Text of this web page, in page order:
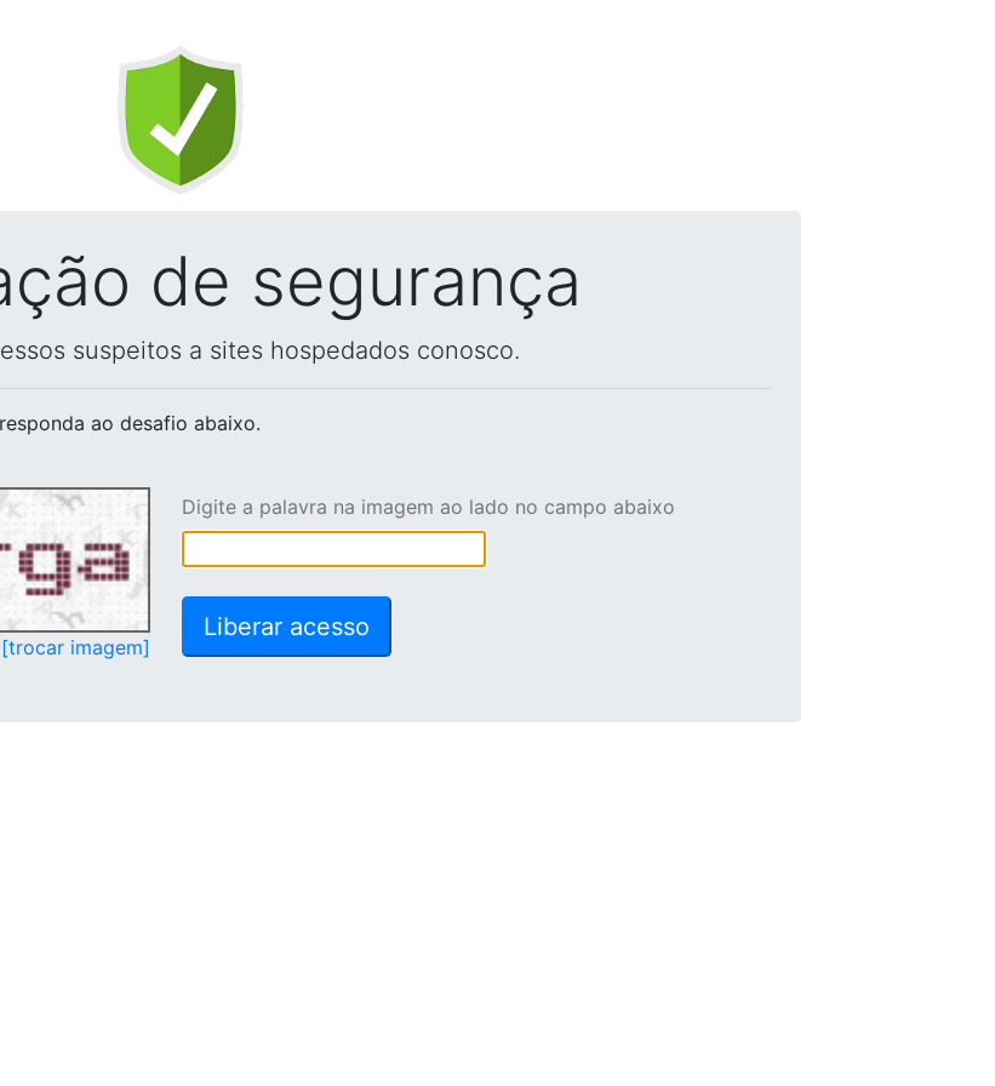
de segurança
suspeitos a sites hospedados conosco.
ao desafio abaixo.
[trocar imagem]
Digite a palavra na imagem ao lado no campo abaixo